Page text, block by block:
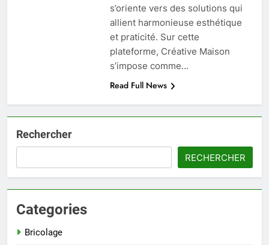
s’oriente vers des solutions qui
allient harmonieuse esthétique
et praticité. Sur cette
plateforme, Créative Maison
s’impose comme…
Read Full News
Rechercher
RECHERCHER
Categories
Bricolage